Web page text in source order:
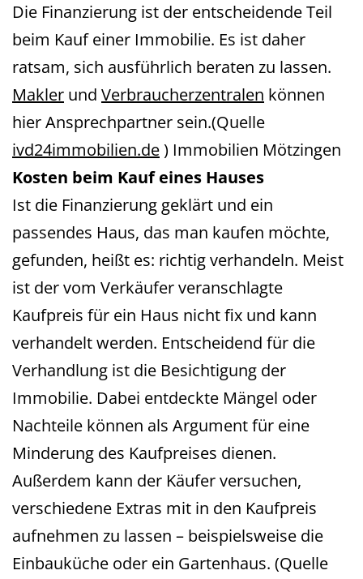
Die Finanzierung ist der entscheidende Teil
beim Kauf einer Immobilie. Es ist daher
ratsam, sich ausführlich beraten zu lassen.
Makler und Verbraucherzentralen können
hier Ansprechpartner sein.(Quelle
ivd24immobilien.de) Immobilien Mötzingen
Kosten beim Kauf eines Hauses
Ist die Finanzierung geklärt und ein
passendes Haus, das man kaufen möchte,
gefunden, heißt es: richtig verhandeln. Meist
ist der vom Verkäufer veranschlagte
Kaufpreis für ein Haus nicht fix und kann
verhandelt werden. Entscheidend für die
Verhandlung ist die Besichtigung der
Immobilie. Dabei entdeckte Mängel oder
Nachteile können als Argument für eine
Minderung des Kaufpreises dienen.
Außerdem kann der Käufer versuchen,
verschiedene Extras mit in den Kaufpreis
aufnehmen zu lassen – beispielsweise die
Einbauküche oder ein Gartenhaus. (Quelle